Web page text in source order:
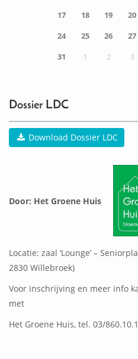
17
18 19 20
24
25 26 27
31
1 2 3
Dossier LDC
Download Dossier LDC
Door: Het Groene Huis
Locatie: zaal ‘Lounge’ –
2830 Willebroek)
Voor inschrijving en meer info
met
Het Groene Huis, tel. 03/